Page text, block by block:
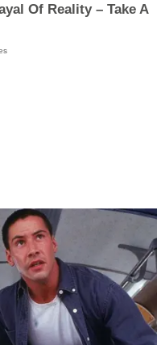
Of Reality – Take A